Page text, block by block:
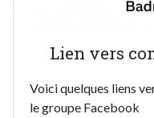
Lien vers
Voici quelques liens
le groupe Facebook